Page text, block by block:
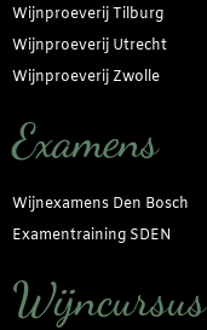
Wijnproeverij Tilburg
Wijnproeverij Utrecht
Wijnproeverij Zwolle
Examens
Wijnexamens Den Bosch
Examentraining SDEN
Wijncursus